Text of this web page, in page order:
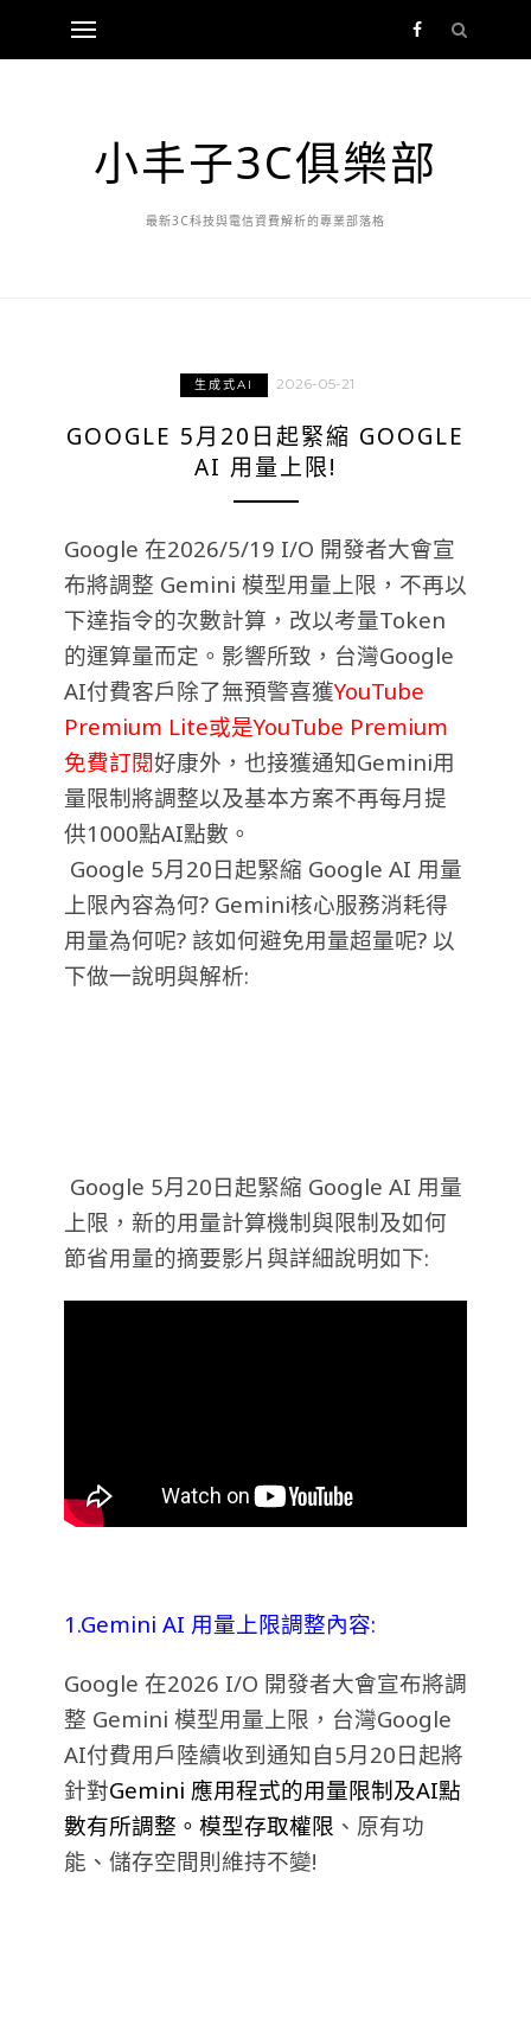
小丰子3C俱樂部
最新3C科技與電信資費解析的專業部落格
生成式AI 2026-05-21
GOOGLE 5月20日起緊縮 GOOGLE
AI 用量上限!
Google 在2026/5/19 I/O 開發者大會宣
布將調整 Gemini 模型用量上限，不再以
下達指令的次數計算，改以考量Token
的運算量而定。影響所致，台灣Google
AI付費客戶除了無預警喜獲YouTube
Premium Lite或是YouTube Premium
免費訂閱好康外，也接獲通知Gemini用
量限制將調整以及基本方案不再每月提
供1000點AI點數。
Google 5月20日起緊縮 Google AI 用量
上限內容為何? Gemini核心服務消耗得
用量為何呢? 該如何避免用量超量呢? 以
下做一說明與解析:
Google 5月20日起緊縮 Google AI 用量
上限，新的用量計算機制與限制及如何
節省用量的摘要影片與詳細說明如下:
1.Gemini AI 用量上限調整內容:
Google 在2026 I/O 開發者大會宣布將調
整 Gemini 模型用量上限，台灣Google
AI付費用戶陸續收到通知自5月20日起將
針對Gemini 應用程式的用量限制及AI點
數有所調整。模型存取權限 、原有功
能、儲存空間則維持不變!